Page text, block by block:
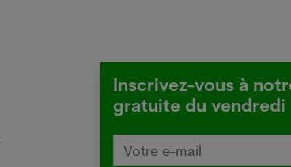
L'Australie
locale de la grippe
Inscrivez-vous à
gratuite du vendredi